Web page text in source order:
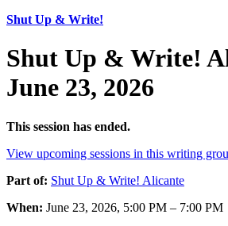
Shut Up & Write!
Shut Up & Write!
June 23, 2026
This session has ended.
View upcoming sessions in this writing
Part of: Shut Up & Write! Alicante
When: June 23, 2026, 5:00 PM – 7:00 PM